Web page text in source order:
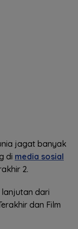
jagat banyak
di media sosial
2.
dari
dan Film